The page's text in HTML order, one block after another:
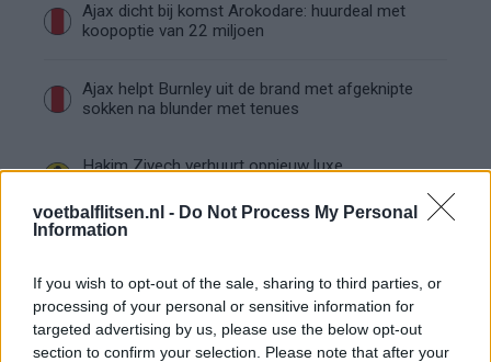
voetbalflitsen.nl - Do Not Process My Personal
Information
If you wish to opt-out of the sale, sharing to third parties, or
processing of your personal or sensitive information for
targeted advertising by us, please use the below opt-out
section to confirm your selection. Please note that after your
Ajax dicht bij komst Arokodare: huurdeal met
koopoptie van 22 miljoen
Ajax helpt Burnley uit de brand met afgeknipte
sokken na blunder met tenues
Hakim Ziyech verhuurt opnieuw luxe
Resterend oefenprogramma Ajax: waar zijn de
duels te zien